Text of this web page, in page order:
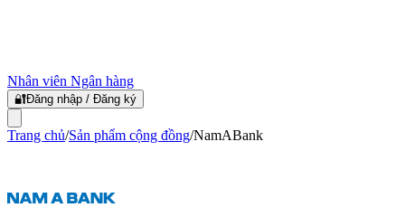
Nhân viên Ngân hàng
🔐Đăng nhập / Đăng ký
Trang chủ/Sản phẩm cộng đồng/NamABank